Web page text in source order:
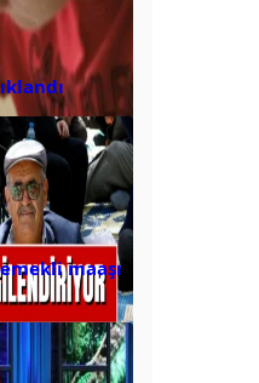
maaşı